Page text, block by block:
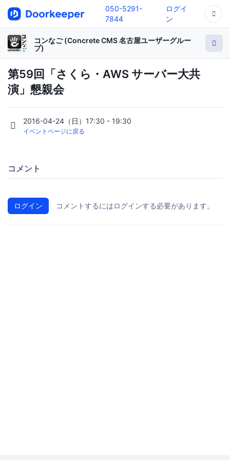
050-5291-
7844
ログイ
ン
コンなご (Concrete CMS 名古屋ユーザーグルー
プ)
第59回「さくら・AWS サーバー大共
演」懇親会
2016-04-24（日）17:30 - 19:30
イベントページに戻る
コメント
ログイン コメントするにはログインする必要があります。